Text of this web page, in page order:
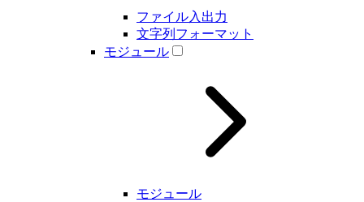
ファイル入出力
文字列フォーマット
モジュール
モジュール